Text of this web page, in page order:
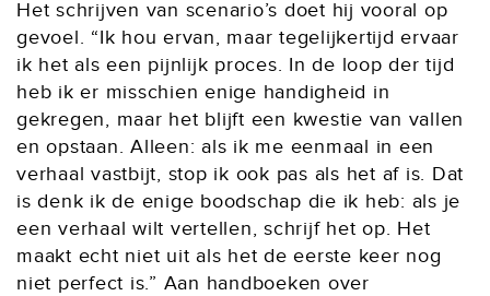
Het schrijven van scenario’s doet hij vooral op
gevoel. “Ik hou ervan, maar tegelijkertijd ervaar
ik het als een pijnlijk proces. In de loop der tijd
heb ik er misschien enige handigheid in
gekregen, maar het blijft een kwestie van vallen
en opstaan. Alleen: als ik me eenmaal in een
verhaal vastbijt, stop ik ook pas als het af is. Dat
is denk ik de enige boodschap die ik heb: als je
een verhaal wilt vertellen, schrijf het op. Het
maakt echt niet uit als het de eerste keer nog
niet perfect is.” Aan handboeken over